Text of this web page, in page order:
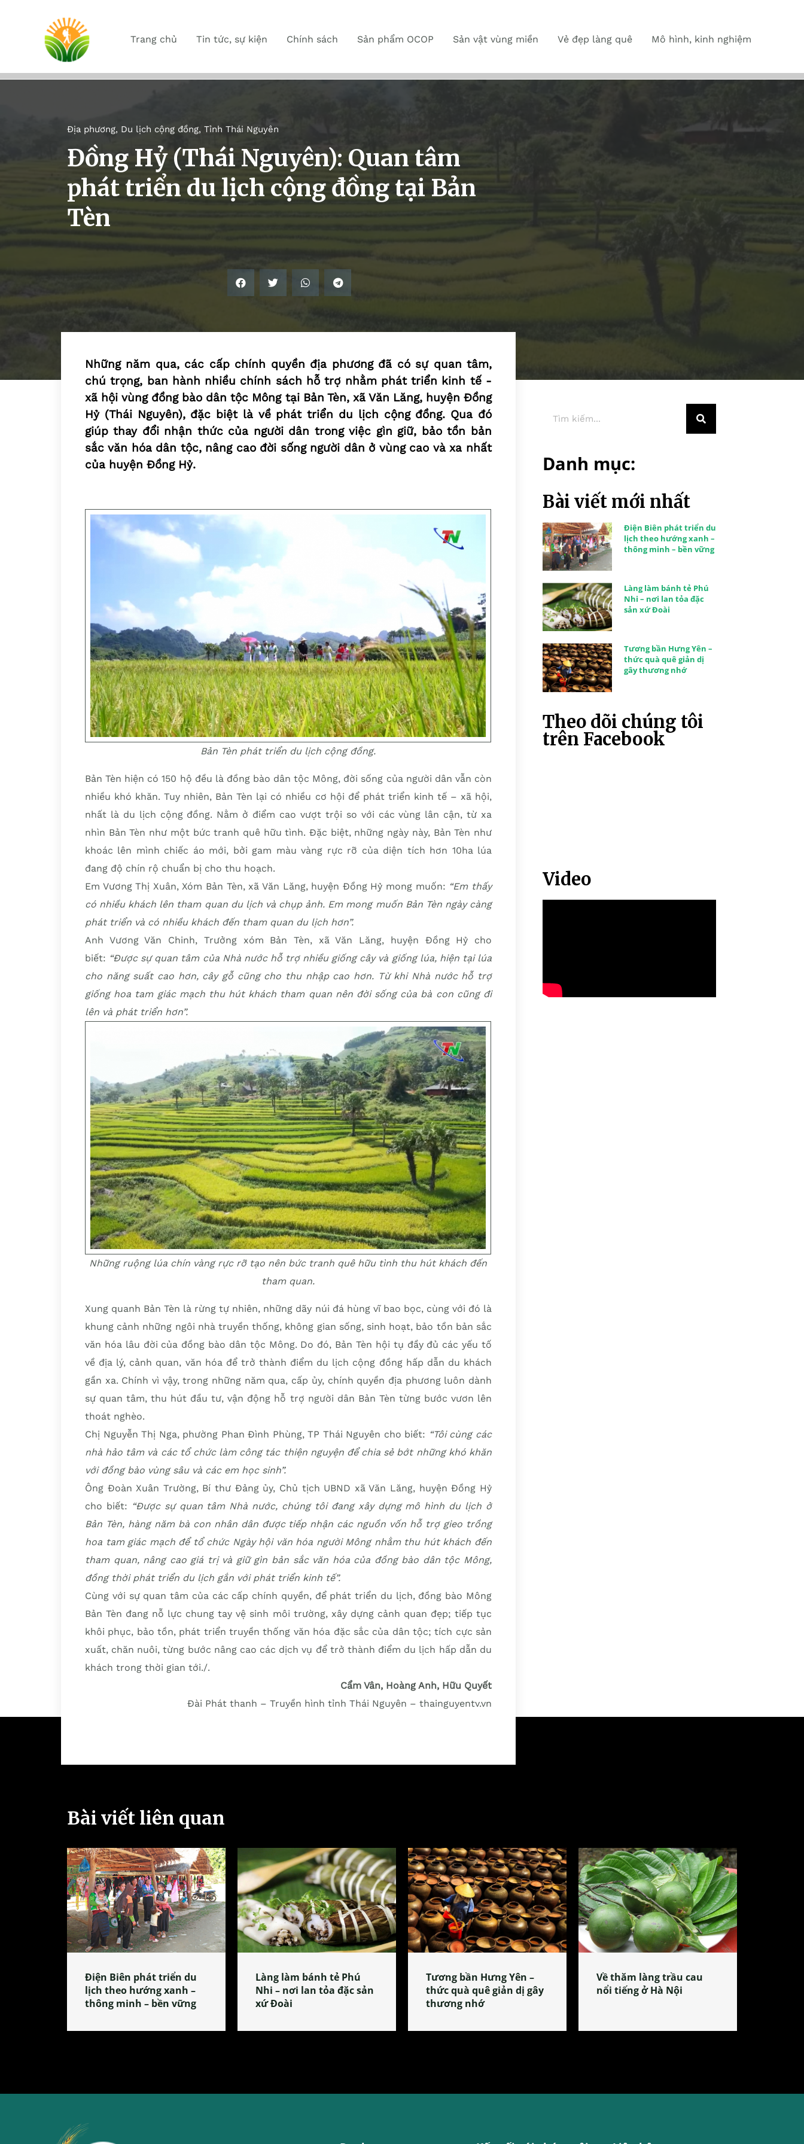
Trang chủ Tin tức, sự kiện Chính sách Sản phẩm OCOP Sản vật vùng miền Vẻ đẹp làng quê Mô hình, kinh nghiệm
Địa phương, Du lịch cộng đồng, Tỉnh Thái Nguyên
Đồng Hỷ (Thái Nguyên): Quan tâm
phát triển du lịch cộng đồng tại Bản
Tèn
Những năm qua, các cấp chính quyền địa phương đã có sự quan tâm,
chú trọng, ban hành nhiều chính sách hỗ trợ nhằm phát triển kinh tế -
xã hội vùng đồng bào dân tộc Mông tại Bản Tèn, xã Văn Lăng, huyện Đồng
Hỷ (Thái Nguyên), đặc biệt là về phát triển du lịch cộng đồng. Qua đó
giúp thay đổi nhận thức của người dân trong việc gìn giữ, bảo tồn bản
sắc văn hóa dân tộc, nâng cao đời sống người dân ở vùng cao và xa nhất
của huyện Đồng Hỷ.
Bản Tèn phát triển du lịch cộng đồng.
Bản Tèn hiện có 150 hộ đều là đồng bào dân tộc Mông, đời sống của người dân vẫn còn
nhiều khó khăn. Tuy nhiên, Bản Tèn lại có nhiều cơ hội để phát triển kinh tế – xã hội,
nhất là du lịch cộng đồng. Nằm ở điểm cao vượt trội so với các vùng lân cận, từ xa
nhìn Bản Tèn như một bức tranh quê hữu tình. Đặc biệt, những ngày này, Bản Tèn như
khoác lên mình chiếc áo mới, bởi gam màu vàng rực rỡ của diện tích hơn 10ha lúa
đang độ chín rộ chuẩn bị cho thu hoạch.
Em Vương Thị Xuân, Xóm Bản Tèn, xã Văn Lăng, huyện Đồng Hỷ mong muốn: “Em thấy
có nhiều khách lên tham quan du lịch và chụp ảnh. Em mong muốn Bản Tèn ngày càng
phát triển và có nhiều khách đến tham quan du lịch hơn”.
Anh Vương Văn Chinh, Trưởng xóm Bản Tèn, xã Văn Lăng, huyện Đồng Hỷ cho
biết: “Được sự quan tâm của Nhà nước hỗ trợ nhiều giống cây và giống lúa, hiện tại lúa
cho năng suất cao hơn, cây gỗ cũng cho thu nhập cao hơn. Từ khi Nhà nước hỗ trợ
giống hoa tam giác mạch thu hút khách tham quan nên đời sống của bà con cũng đi
lên và phát triển hơn”.
Những ruộng lúa chín vàng rực rỡ tạo nên bức tranh quê hữu tình thu hút khách đến
tham quan.
Xung quanh Bản Tèn là rừng tự nhiên, những dãy núi đá hùng vĩ bao bọc, cùng với đó là
khung cảnh những ngôi nhà truyền thống, không gian sống, sinh hoạt, bảo tồn bản sắc
văn hóa lâu đời của đồng bào dân tộc Mông. Do đó, Bản Tèn hội tụ đầy đủ các yếu tố
về địa lý, cảnh quan, văn hóa để trở thành điểm du lịch cộng đồng hấp dẫn du khách
gần xa. Chính vì vậy, trong những năm qua, cấp ủy, chính quyền địa phương luôn dành
sự quan tâm, thu hút đầu tư, vận động hỗ trợ người dân Bản Tèn từng bước vươn lên
thoát nghèo.
Chị Nguyễn Thị Nga, phường Phan Đình Phùng, TP Thái Nguyên cho biết: “Tôi cùng các
nhà hảo tâm và các tổ chức làm công tác thiện nguyện để chia sẻ bớt những khó khăn
với đồng bào vùng sâu và các em học sinh”.
Ông Đoàn Xuân Trường, Bí thư Đảng ủy, Chủ tịch UBND xã Văn Lăng, huyện Đồng Hỷ
cho biết: “Được sự quan tâm Nhà nước, chúng tôi đang xây dựng mô hình du lịch ở
Bản Tèn, hàng năm bà con nhân dân được tiếp nhận các nguồn vốn hỗ trợ gieo trồng
hoa tam giác mạch để tổ chức Ngày hội văn hóa người Mông nhằm thu hút khách đến
tham quan, nâng cao giá trị và giữ gìn bản sắc văn hóa của đồng bào dân tộc Mông,
đồng thời phát triển du lịch gắn với phát triển kinh tế”.
Cùng với sự quan tâm của các cấp chính quyền, để phát triển du lịch, đồng bào Mông
Bản Tèn đang nỗ lực chung tay vệ sinh môi trường, xây dựng cảnh quan đẹp; tiếp tục
khôi phục, bảo tồn, phát triển truyền thống văn hóa đặc sắc của dân tộc; tích cực sản
xuất, chăn nuôi, từng bước nâng cao các dịch vụ để trở thành điểm du lịch hấp dẫn du
khách trong thời gian tới./.
Cẩm Vân, Hoàng Anh, Hữu Quyết
Đài Phát thanh – Truyền hình tỉnh Thái Nguyên – thainguyentv.vn
Danh mục:
Bài viết mới nhất
Điện Biên phát triển du
lịch theo hướng xanh –
thông minh – bền vững
Làng làm bánh tẻ Phú
Nhi – nơi lan tỏa đặc
sản xứ Đoài
Tương bần Hưng Yên –
thức quà quê giản dị
gây thương nhớ
Theo dõi chúng tôi
trên Facebook
Video
Bài viết liên quan
Điện Biên phát triển du
lịch theo hướng xanh –
thông minh – bền vững
Làng làm bánh tẻ Phú
Nhi – nơi lan tỏa đặc sản
xứ Đoài
Tương bần Hưng Yên –
thức quà quê giản dị gây
thương nhớ
Về thăm làng trầu cau
nổi tiếng ở Hà Nội